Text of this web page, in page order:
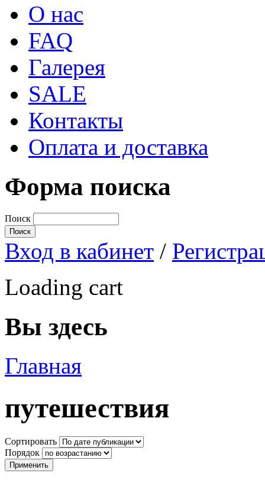
О нас
FAQ
Галерея
SALE
Контакты
Оплата и доставка
Форма поиска
Поиск
Вход в кабинет /
Loading cart
Вы здесь
Главная
путешествия
Сортировать
Порядок